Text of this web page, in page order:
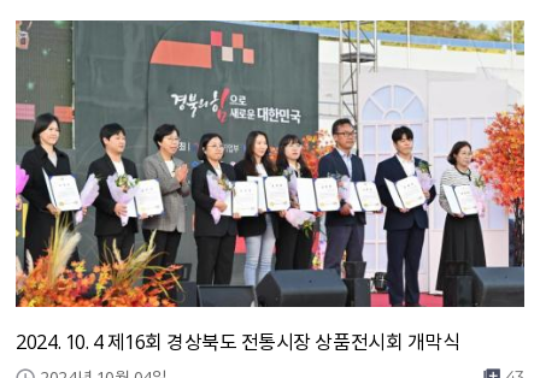
2024. 10. 4 제16회 경상북도 전통시장 상품전시회 개막식